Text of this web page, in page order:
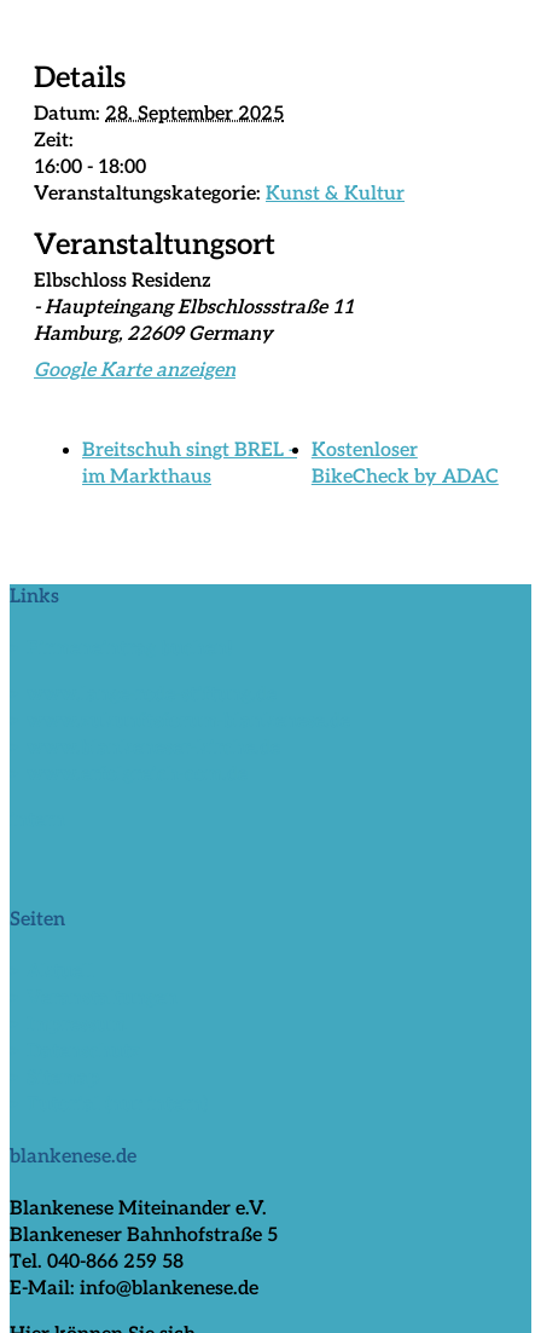
Details
Datum: 28. September 2025
Zeit:
16:00 - 18:00
Veranstaltungskategorie: Kunst & Kultur
Veranstaltungsort
Elbschloss Residenz
- Haupteingang Elbschlossstraße 11
Hamburg, 22609 Germany
Google Karte anzeigen
Breitschuh singt BREL –
im Markthaus
Kostenloser
BikeCheck by ADAC
Links
Seiten
blankenese.de
Blankenese Miteinander e.V.
Blankeneser Bahnhofstraße 5
Tel. 040-866 259 58
E-Mail: info@blankenese.de